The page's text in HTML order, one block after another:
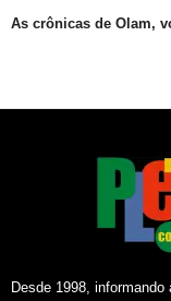
As crônicas de Olam,
Desde 1998,